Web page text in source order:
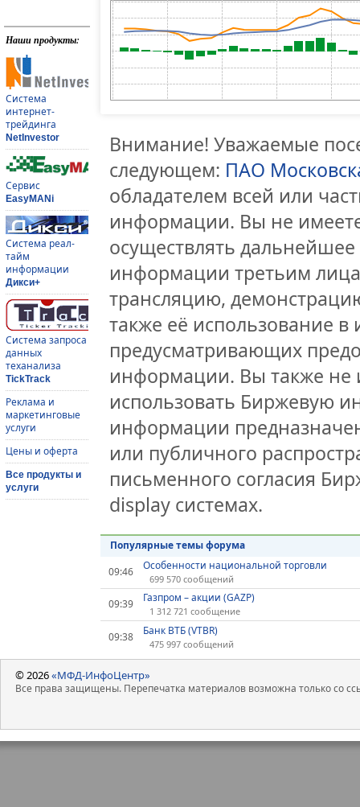
Наши продукты:
Система
интернет-
трейдинга
NetInvestor
Сервис
EasyMANi
Система реал-
тайм
информации
Дикси+
Система запроса
данных
теханализа
TickTrack
Реклама и
маркетинговые
услуги
Цены и оферта
Все продукты и
услуги
Внимание! Уважаемые
следующем: ПАО
обладателем всей или
информации. Вы не
осуществлять
информации третьим
трансляцию,
также её использование
предусматривающих
информации. Вы также не
использовать Биржевую
информации
или публичного
письменного согласия
display системах.
Популярные темы форума
09:46
Особенности национальной торговли
699 570 сообщений
09:39 Газпром – акции (GAZP)
1 312 721 сообщение
09:38 Банк ВТБ (VTBR)
475 997 сообщений
© 2026«МФД-ИнфоЦентр»
Все права защищены. Перепечатка материалов возможна только со